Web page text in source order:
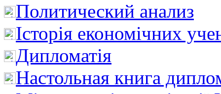
Политический анализ
Історія економічних
Дипломатія
Настольная книга